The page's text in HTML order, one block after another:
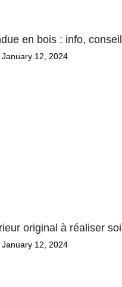
en bois : info,
January 12, 2024
original à réaliser
January 12, 2024